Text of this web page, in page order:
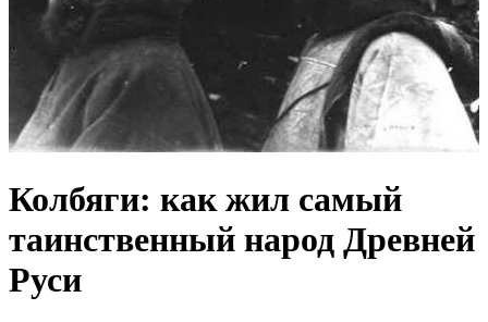
Колбяги: как жил самый
таинственный народ Древней
Руси